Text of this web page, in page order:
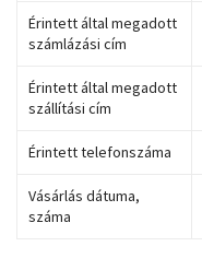
Érintett által megadott
számlázási cím
Érintett által megadott
szállítási cím
Érintett telefonszáma
Vásárlás dátuma,
száma